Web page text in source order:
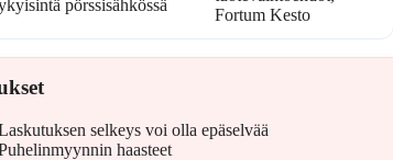
pörssisähkössä
Fortum Kesto
selkeys voi olla epäselvää
haasteet